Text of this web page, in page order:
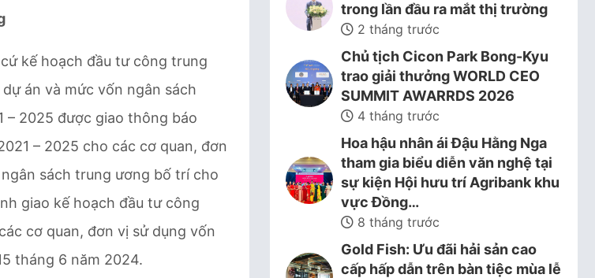
kế hoạch đầu tư công trung
án và mức vốn ngân sách
2025 được giao thông báo
– 2025 cho các cơ quan, đơn
sách trung ương bố trí cho
giao kế hoạch đầu tư công
cơ quan, đơn vị sử dụng vốn
tháng 6 năm 2024.
trong lần đầu ra mắt thị trường
2 tháng trước
Chủ tịch Cicon Park Bong-Kyu
trao giải thưởng WORLD CEO
SUMMIT AWARRDS 2026
4 tháng trước
Hoa hậu nhân ái Đậu Hằng Nga
tham gia biểu diễn văn nghệ tại
sự kiện Hội hưu trí Agribank khu
vực Đồng…
8 tháng trước
Gold Fish: Ưu đãi hải sản cao
cấp hấp dẫn trên bàn tiệc mùa lễ